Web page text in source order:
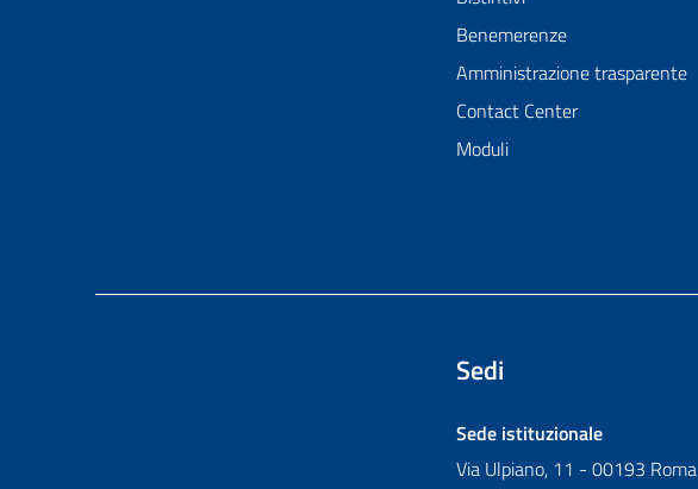
Benemerenze
Amministrazione trasparente
Contact Center
Moduli
Sedi
Sede istituzionale
Via Ulpiano, 11 - 00193 Roma